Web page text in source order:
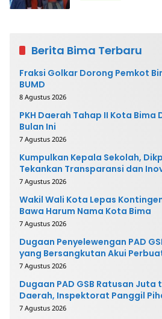
Berita Bima Terbaru
Fraksi Golkar Dorong Pemkot
BUMD
8 Agustus 2026
PKH Daerah Tahap II Kota
Bulan Ini
7 Agustus 2026
Kumpulkan Kepala Sekolah,
Tekankan Transparansi dan
7 Agustus 2026
Wakil Wali Kota Lepas
Bawa Harum Nama Kota Bima
7 Agustus 2026
Dugaan Penyelewengan PAD
yang Bersangkutan Akui
Mengembalikan Uang
7 Agustus 2026
Dugaan PAD GSB Ratusan Juta
Daerah, Inspektorat Panggil
7 Agustus 2026